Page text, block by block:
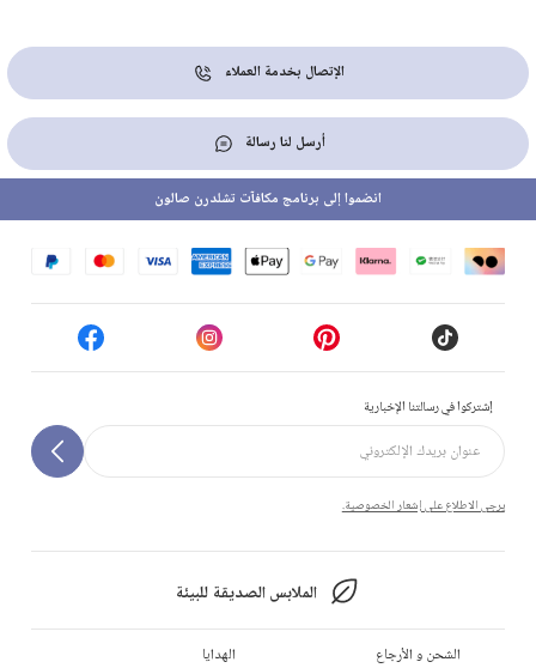
الإتصال بخدمة العملاء
أرسل لنا رسالة
إشتركوا في رسالتنا الإخبارية
يرجى الاطلاع على إشعار الخصوصية.
الملابس الصديقة للبيئة
انضموا إلى برنامج مكافآت تشلدرن صالون
الشحن و الأرجاع
الهدايا